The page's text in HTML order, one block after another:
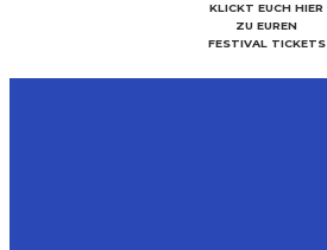
KLICKT EUCH HIER
ZU EUREN
FESTIVAL TICKETS